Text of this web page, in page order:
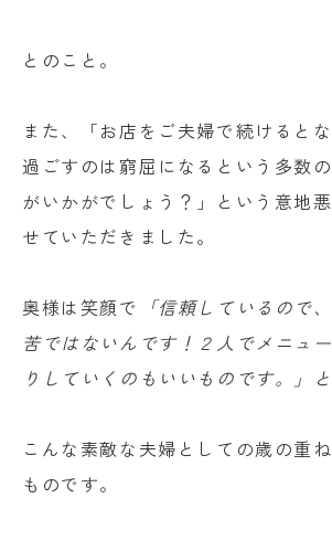
とのこと。
また、「お店をご夫婦で続けると
過ごすのは窮屈になるという多数
がいかがでしょう？」という意地
せていただきました。
奥様は笑顔で
「信頼しているので
苦ではないんです！２人でメニュ
りしていくのもいいものです。」と
こんな素敵な夫婦としての歳の重
ものです。